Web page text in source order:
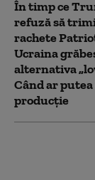
În timp ce
refuză să
rachete
Ucraina
alternativa
Când ar
producție